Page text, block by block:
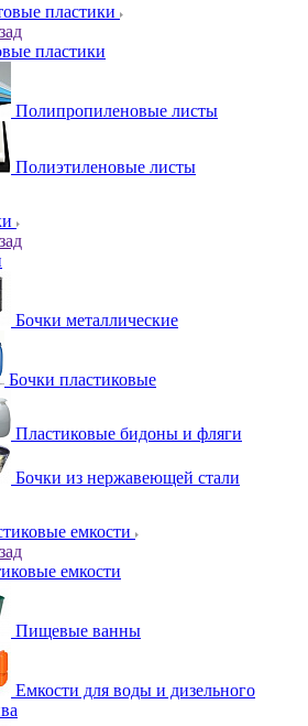
пластики
пластики
Полипропиленовые листы
Полиэтиленовые листы
Бочки металлические
Бочки пластиковые
Пластиковые бидоны и фляги
Бочки из нержавеющей стали
емкости
емкости
Пищевые ванны
Емкости для воды и дизельного